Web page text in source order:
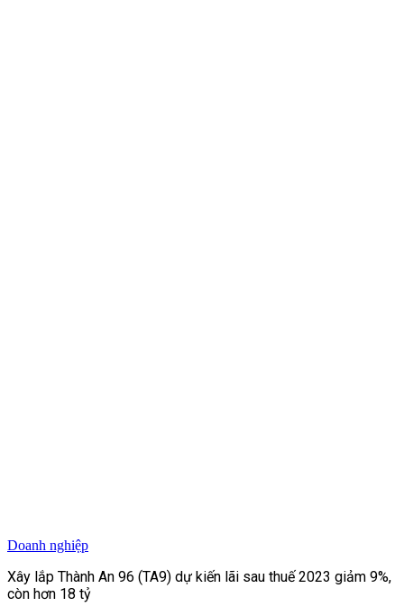
Doanh nghiệp
Xây lắp Thành An 96 (TA9) dự kiến lãi sau thuế 2023 giảm 9%,
còn hơn 18 tỷ